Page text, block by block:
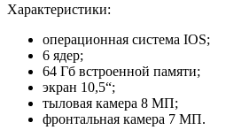
Характеристики:
операционная система IOS;
6 ядер;
64 Гб встроенной памяти;
экран 10,5“;
тыловая камера 8 МП;
фронтальная камера 7 МП.